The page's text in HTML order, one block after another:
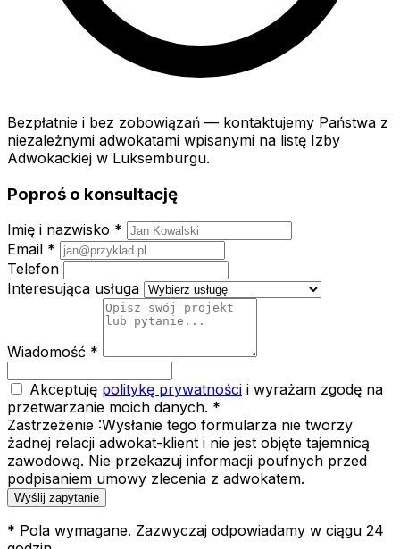
Bezpłatnie i bez zobowiązań — kontaktujemy Państwa z
niezależnymi adwokatami wpisanymi na listę Izby
Adwokackiej w Luksemburgu.
Poproś o konsultację
Imię i nazwisko *
Email *
Telefon
Interesująca usługa
Wiadomość *
Akceptuję politykę prywatności i wyrażam zgodę na
przetwarzanie moich danych. *
Zastrzeżenie :Wysłanie tego formularza nie tworzy
żadnej relacji adwokat-klient i nie jest objęte tajemnicą
zawodową. Nie przekazuj informacji poufnych przed
podpisaniem umowy zlecenia z adwokatem.
Wyślij zapytanie
* Pola wymagane. Zazwyczaj odpowiadamy w ciągu 24